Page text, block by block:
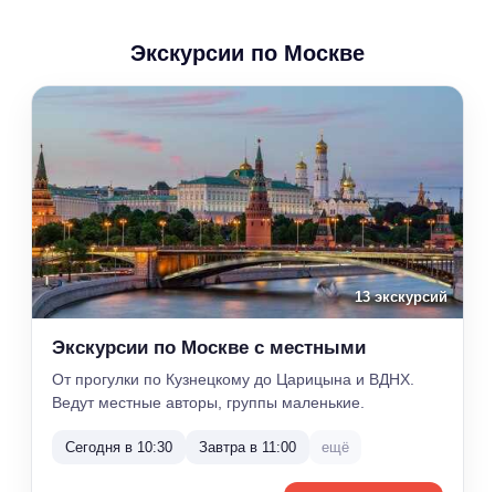
Экскурсии по Москве
13 экскурсий
Экскурсии по Москве с местными
От прогулки по Кузнецкому до Царицына и ВДНХ.
Ведут местные авторы, группы маленькие.
Сегодня в 10:30 Завтра в 11:00 ещё